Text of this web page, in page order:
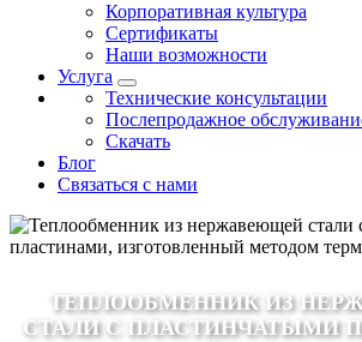
Корпоративная культура
Сертификаты
Наши возможности
Услуга
Технические консультации
Послепродажное
Скачать
Блог
Связаться с нами
ТЕПЛООБМЕННИК ИЗ
СТАЛИ С ПЛАСТИНЧАТЫМИ